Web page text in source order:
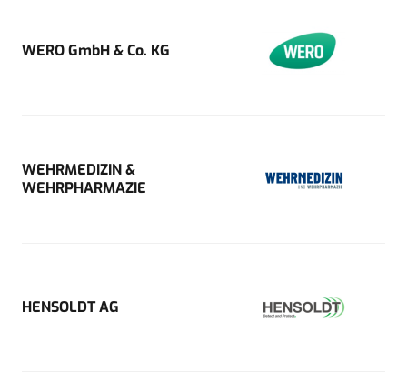
WERO GmbH & Co. KG
WEHRMEDIZIN &
WEHRPHARMAZIE
HENSOLDT AG